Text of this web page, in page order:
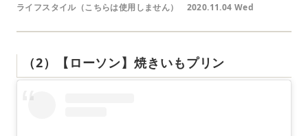
ライフスタイル（こちらは使用しません） 2020.11.04 Wed
（2）【ローソン】焼きいもプリン